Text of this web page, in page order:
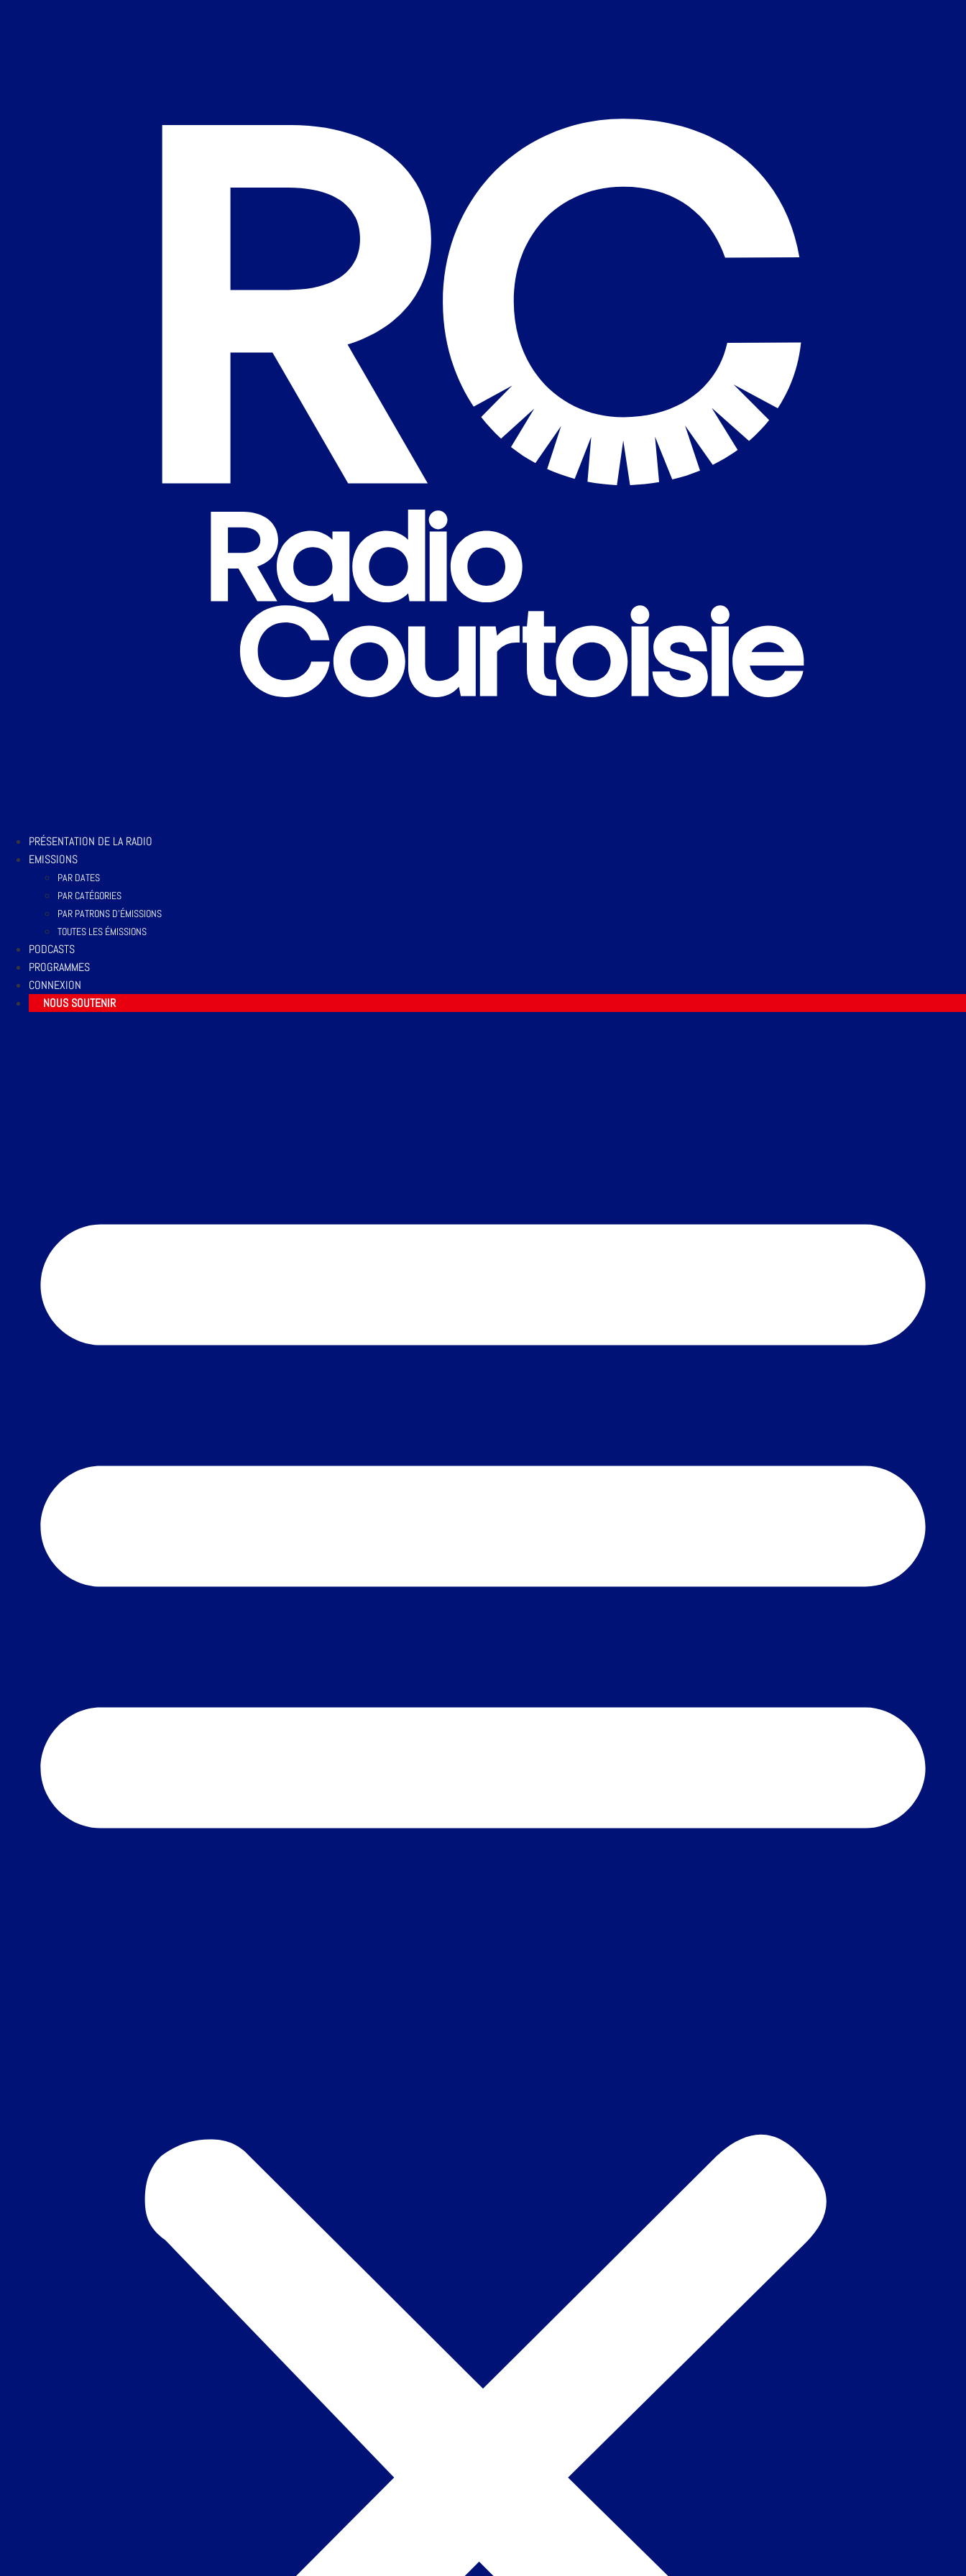
PRÉSENTATION DE LA RADIO
EMISSIONS
PAR DATES
PAR CATÉGORIES
PAR PATRONS D’ÉMISSIONS
TOUTES LES ÉMISSIONS
PODCASTS
PROGRAMMES
CONNEXION
NOUS SOUTENIR